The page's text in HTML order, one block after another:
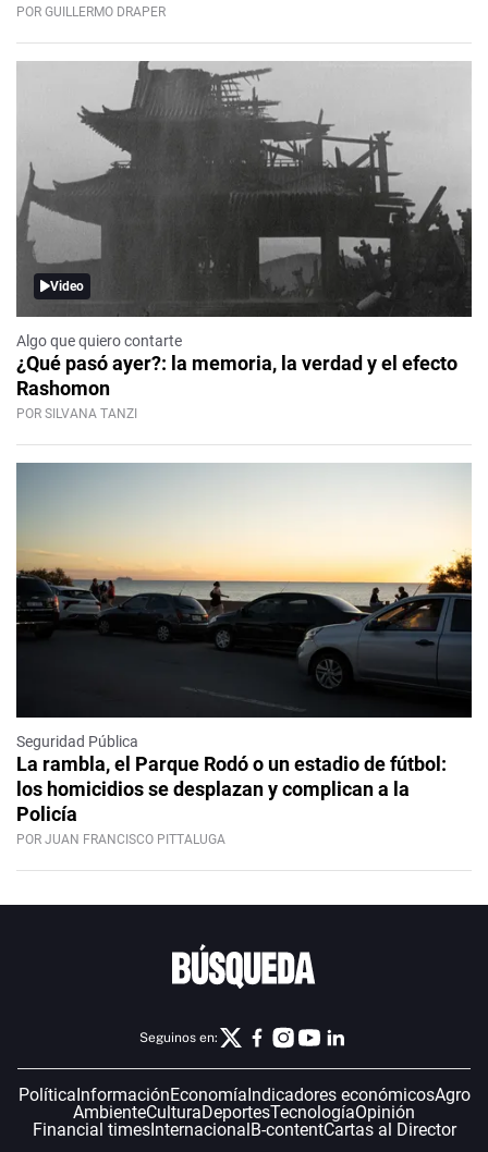
POR GUILLERMO DRAPER
Video
Algo que quiero contarte
¿Qué pasó ayer?: la memoria, la verdad y el efecto
Rashomon
POR SILVANA TANZI
Seguridad Pública
La rambla, el Parque Rodó o un estadio de fútbol:
los homicidios se desplazan y complican a la
Policía
POR JUAN FRANCISCO PITTALUGA
Seguinos en:
Política InformaciónEconomía Indicadores económicosAgro
AmbienteCulturaDeportesTecnologíaOpinión
Financial timesInternacional B-contentCartas al Director